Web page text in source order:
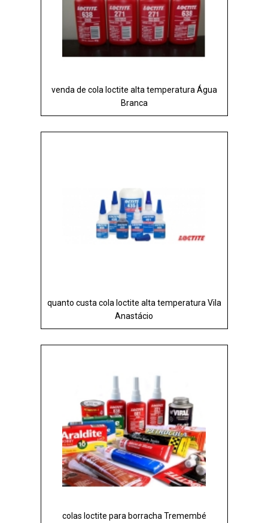
venda de cola loctite alta temperatura Água
Branca
quanto custa cola loctite alta temperatura Vila
Anastácio
colas loctite para borracha Tremembé